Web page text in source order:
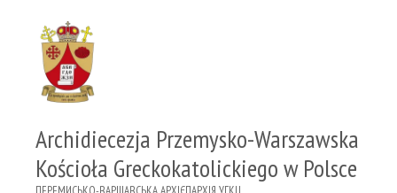
Archidiecezja Przemysko-Warszawska
Kościoła Greckokatolickiego w Polsce